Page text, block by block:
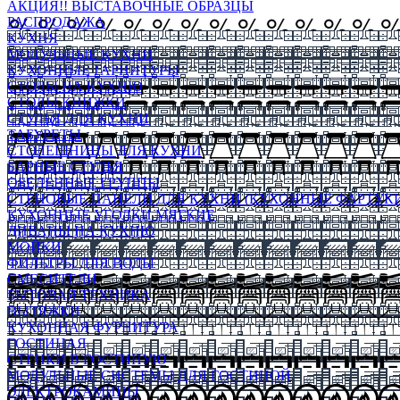
АКЦИЯ!! ВЫСТАВОЧНЫЕ ОБРАЗЦЫ
РАСПРОДАЖА
КУХНЯ
МОДУЛЬНЫЕ КУХНИ
КУХОННЫЕ ГАРНИТУРЫ
СТОЛЫ НА КУХНЮ
СТОЛЫ КНИЖКИ
СТУЛЬЯ ДЛЯ КУХНИ
ТАБУРЕТЫ
СТОЛЕШНИЦЫ ДЛЯ КУХНИ
БАРНЫЕ СТУЛЬЯ
ОБЕДЕННЫЕ ГРУППЫ
СТЕНОВЫЕ ПАНЕЛИ ДЛЯ КУХНИ (КУХОННЫЕ
КУХОННЫЕ УГОЛКИ МЯГКИЕ
ДИВАНЫ НА КУХНЮ
МОЙКИ
ФИЛЬТРЫ ДЛЯ ВОДЫ
СМЕСИТЕЛИ
БЫТОВАЯ ТЕХНИКА
ВЫТЯЖКИ
КУХОННАЯ ФУРНИТУРА
ГОСТИНАЯ
СТЕНКИ В ГОСТИНУЮ
МОДУЛЬНЫЕ СИСТЕМЫ ДЛЯ ГОСТИНОЙ
ЭЛЕКТРОКАМИНЫ